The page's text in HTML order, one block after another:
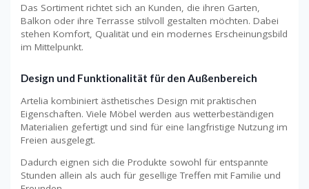
Das Sortiment richtet sich an Kunden, die ihren Garten,
Balkon oder ihre Terrasse stilvoll gestalten möchten. Dabei
stehen Komfort, Qualität und ein modernes Erscheinungsbild
im Mittelpunkt.
Design und Funktionalität für den Außenbereich
Artelia kombiniert ästhetisches Design mit praktischen
Eigenschaften. Viele Möbel werden aus wetterbeständigen
Materialien gefertigt und sind für eine langfristige Nutzung im
Freien ausgelegt.
Dadurch eignen sich die Produkte sowohl für entspannte
Stunden allein als auch für gesellige Treffen mit Familie und